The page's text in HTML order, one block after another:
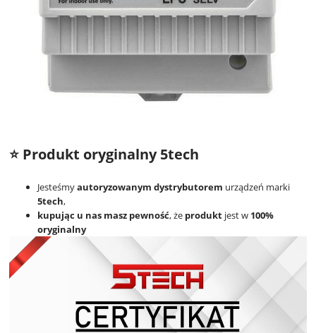
⭐ Produkt oryginalny 5tech
Jesteśmyautoryzowanym dystrybutorem urządzeń marki
5tech,
kupując u nas masz pewność, że produkt jest w 100%
oryginalny